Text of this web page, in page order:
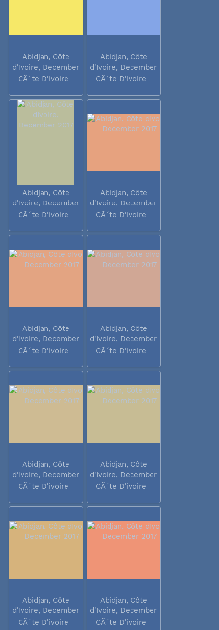
Abidjan, Côte
d'Ivoire, December
2017
CÃ´te D'ivoire
Abidjan, Côte
d'Ivoire, December
2017
CÃ´te D'ivoire
Abidjan, Côte
d'Ivoire, December
2017
CÃ´te D'ivoire
Abidjan, Côte
d'Ivoire, December
2017
CÃ´te D'ivoire
Abidjan, Côte
d'Ivoire, December
2017
CÃ´te D'ivoire
Abidjan, Côte
d'Ivoire, December
2017
CÃ´te D'ivoire
Abidjan, Côte
d'Ivoire, December
2017
CÃ´te D'ivoire
Abidjan, Côte
d'Ivoire, December
2017
CÃ´te D'ivoire
Abidjan, Côte
d'Ivoire, December
2017
CÃ´te D'ivoire
Abidjan, Côte
d'Ivoire, December
2017
CÃ´te D'ivoire